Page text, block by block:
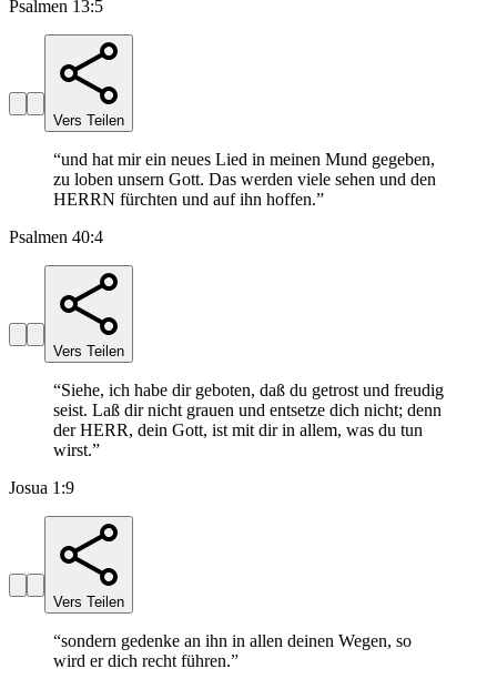
Psalmen 13:5
Vers Teilen
“und hat mir ein neues Lied in meinen Mund gegeben,
zu loben unsern Gott. Das werden viele sehen und den
HERRN fürchten und auf ihn hoffen.”
Psalmen 40:4
Vers Teilen
“Siehe, ich habe dir geboten, daß du getrost und freudig
seist. Laß dir nicht grauen und entsetze dich nicht; denn
der HERR, dein Gott, ist mit dir in allem, was du tun
wirst.”
Josua 1:9
Vers Teilen
“sondern gedenke an ihn in allen deinen Wegen, so
wird er dich recht führen.”